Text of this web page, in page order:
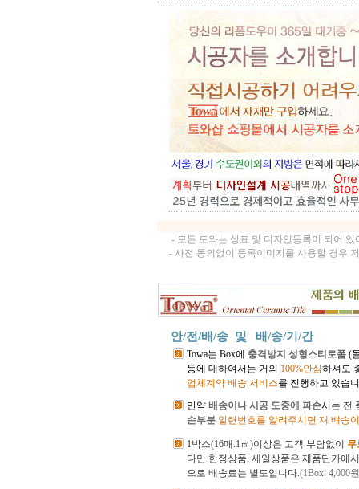
- 모든 토와는 상표 및 디자인등록이 되어
- 사전 동의없이 등록이미지를 사용할 경우
안/전/배/송 및 배/송/기/간
Towa는 Box에 충격방지 성형스티로폼 (
등에 대하여서는 거의 100%안심하셔도
업체계약 배송 서비스를 진행하고 있습
만약 배송이나 시공 도중에 파손시는 전
손부분 일련번호를 알려주시면 재 배송
1박스(16매.1㎡)이상은 고객 부담없이 무
다만 한정상품, 세일상품은 제품단가에
으로 배송료는 별도입니다.(1Box: 4,000